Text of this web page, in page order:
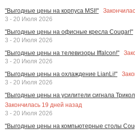
"Выгодные цены на корпуса MSI!"
3 - 20 Июля 2026
"Выгодные цены на офисные кресла Cougar!"
3 - 20 Июля 2026
"Выгодные цены на телевизоры Iffalcon!"
3 - 20 Июля 2026
"Выгодные цены на охлаждение LianLi!"
3 - 20 Июля 2026
"Выгодные цены на усилители сигнала
Закончилась 19 дней назад
3 - 20 Июля 2026
"Выгодные цены на компьютерные столы